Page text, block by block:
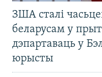
ЗША сталі
беларусам у
дэпартаваць у
юрысты